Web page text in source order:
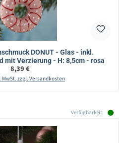
DONUT - Glas - inkl.
mit Verzierung - H: 8,5cm - rosa
Regulärer Preis:
8,39 €
MwSt. zzgl. Versandkosten
Verfügbarkeit: